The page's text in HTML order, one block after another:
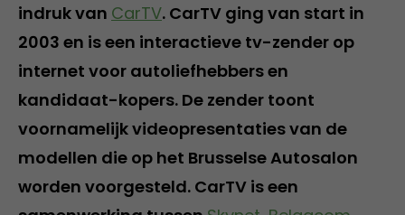
indruk van CarTV. CarTV ging van start in
2003 en is een interactieve tv-zender op
internet voor autoliefhebbers en
kandidaat-kopers. De zender toont
voornamelijk videopresentaties van de
modellen die op het Brusselse Autosalon
worden voorgesteld. CarTV is een